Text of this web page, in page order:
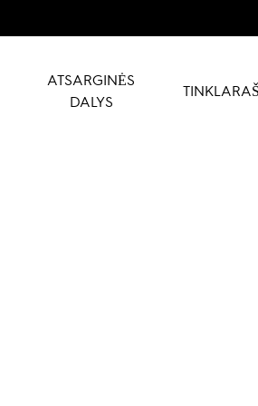
ATSARGINĖS
DALYS